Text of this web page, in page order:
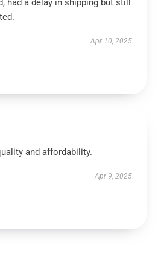
had a delay in shipping but still
Apr 10, 2025
and affordability.
Apr 9, 2025